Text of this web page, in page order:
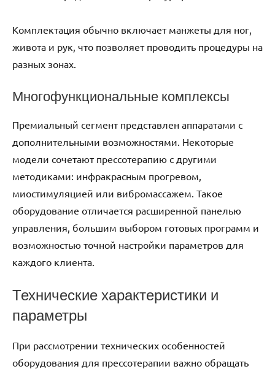
Комплектация обычно включает манжеты для ног,
живота и рук, что позволяет проводить процедуры на
разных зонах.
Многофункциональные комплексы
Премиальный сегмент представлен аппаратами с
дополнительными возможностями. Некоторые
модели сочетают прессотерапию с другими
методиками: инфракрасным прогревом,
миостимуляцией или вибромассажем. Такое
оборудование отличается расширенной панелью
управления, большим выбором готовых программ и
возможностью точной настройки параметров для
каждого клиента.
Технические характеристики и
параметры
При рассмотрении технических особенностей
оборудования для прессотерапии важно обращать